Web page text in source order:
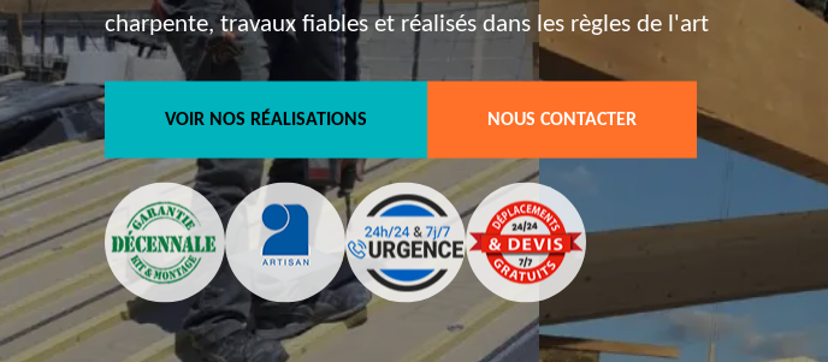
charpente, travaux fiables et réalisés dans les règles de l'art
VOIR NOS RÉALISATIONS NOUS CONTACTER